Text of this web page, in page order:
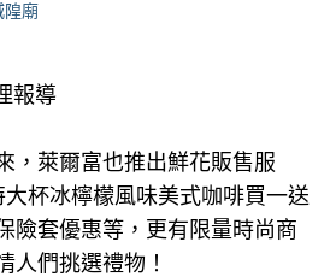
隍廟
報導
，萊爾富也推出鮮花販售服
杯冰檸檬風味美式咖啡買一送
險套優惠等，更有限量時尚商
人們挑選禮物！